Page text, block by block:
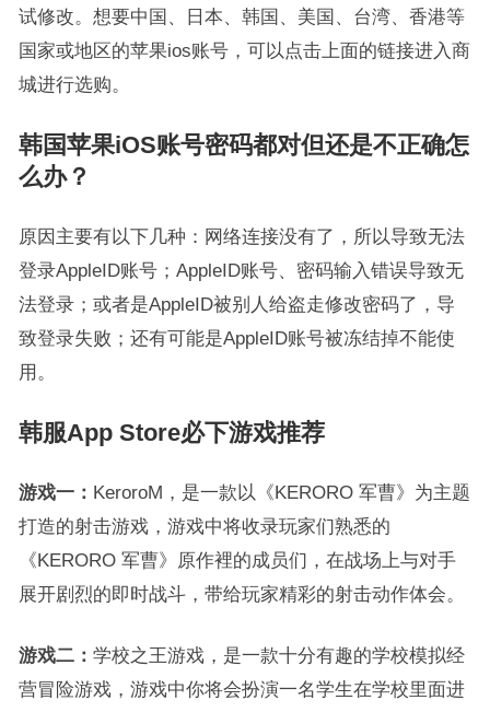
试修改。想要中国、日本、韩国、美国、台湾、香港等
国家或地区的苹果ios账号，可以点击上面的链接进入商
城进行选购。
韩国苹果iOS账号密码都对但还是不正确怎
么办？
原因主要有以下几种：网络连接没有了，所以导致无法
登录AppleID账号；AppleID账号、密码输入错误导致无
法登录；或者是AppleID被别人给盗走修改密码了，导
致登录失败；还有可能是AppleID账号被冻结掉不能使
用。
韩服App Store必下游戏推荐
游戏一： KeroroM，是一款以《KERORO 军曹》为主题
打造的射击游戏，游戏中将收录玩家们熟悉的
《KERORO 军曹》原作裡的成员们，在战场上与对手
展开剧烈的即时战斗，带给玩家精彩的射击动作体会。
游戏二： 学校之王游戏，是一款十分有趣的学校模拟经
营冒险游戏，游戏中你将会扮演一名学生在学校里面进